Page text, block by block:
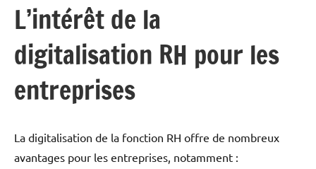
L’intérêt de la
digitalisation RH pour les
entreprises
La digitalisation de la fonction RH offre de nombreux
avantages pour les entreprises, notamment :